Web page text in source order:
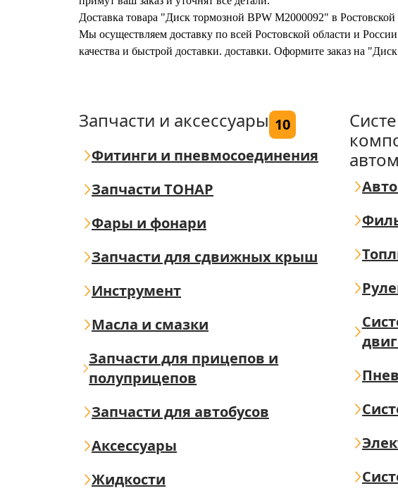
Доставка товара "Диск тормозной BPW M2000092" в Ростовской
Мы осуществляем доставку по всей Ростовской области и
качества и быстрой доставки. доставки. Оформите заказ на
Запчасти и аксессуары 10
Фитинги и пневмосоединения
Запчасти ТОНАР
Фары и фонари
Запчасти для сдвижных крыш
Инструмент
Масла и смазки
Запчасти для прицепов и
полуприцепов
Запчасти для автобусов
Аксессуары
Жидкости